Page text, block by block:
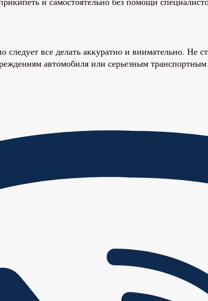
следует все делать аккуратно и внимательно. Не
автомобиля или серьезным